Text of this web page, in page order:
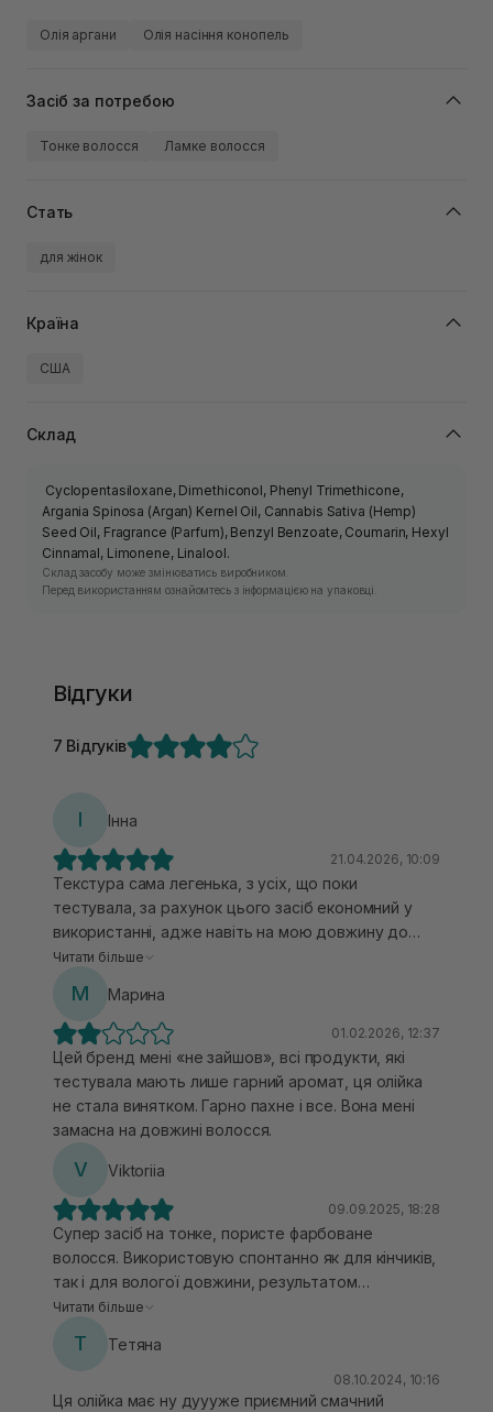
Олія аргани Олія насіння конопель
Засіб за потребою
Тонке волосся Ламке волосся
Стать
для жінок
Країна
США
Склад
Cyclopentasiloxane, Dimethiconol, Phenyl Trimethicone,
Argania Spinosa (Argan) Kernel Oil, Cannabis Sativa (Hemp)
Seed Oil, Fragrance (Parfum), Benzyl Benzoate, Coumarin, Hexyl
Cinnamal, Limonene, Linalool.
Склад засобу може змінюватись виробником.
Перед використанням ознайомтесь з інформацією на упаковці.
Відгуки
7 Відгуків
І Інна
21.04.2026, 10:09
Текстура сама легенька, з усіх, що поки
тестувала, за рахунок цього засіб економний у
використанні, адже навіть на мою довжину до
поясниці вистачає 2-3 натиски. Але не дивлячись
Надає волоссю блиску, закриває попередній
догляд та має неймовірний східний аромат,який
довго тримається на волоссі. Мініатюра у склі,
зручний формат для знайомства. Якщо ви також
фанат олійок і хочете спробувати щось нове-ваша
зупиночка!
Читати більше
М Марина
01.02.2026, 12:37
Цей бренд мені «не зайшов», всі продукти, які
тестувала мають лише гарний аромат, ця олійка
не стала винятком. Гарно пахне і все. Вона мені
замасна на довжині волосся.
V Viktoriia
09.09.2025, 18:28
Супер засіб на тонке, пористе фарбоване
волосся. Використовую спонтанно як для кінчиків,
так і для вологої довжини, результатом
задоволена. Не любитель східних запахів, вони
пахне горіхово.
Читати більше
Т Тетяна
08.10.2024, 10:16
Ця олійка має ну дуууже приємний смачний